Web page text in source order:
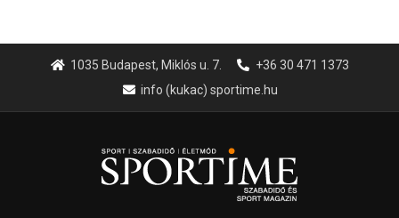
1035 Budapest, Miklós u. 7.
+36 30 471 1373
info (kukac) sportime.hu